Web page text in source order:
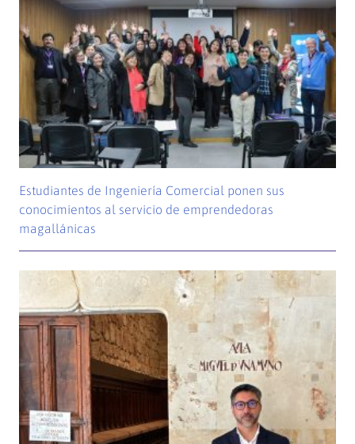
Estudiantes de Ingeniería Comercial ponen sus
conocimientos al servicio de emprendedoras
magallánicas